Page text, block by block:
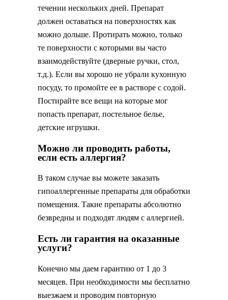
течении нескольких дней. Препарат
должен оставаться на поверхностях как
можно дольше. Протирать можно, только
те поверхности с которыми вы часто
взаимодействуйте (дверные ручки, стол,
т.д.). Если вы хорошо не убрали кухонную
посуду, то промойте ее в растворе с содой.
Постирайте все вещи на которые мог
попасть препарат, постельное белье,
детские игрушки.
Можно ли проводить работы,
если есть аллергия?
В таком случае вы можете заказать
гипоаллергенные препараты для обработки
помещения. Такие препараты абсолютно
безвредны и подходят людям с аллергией.
Есть ли гарантия на оказанные
услуги?
Конечно мы даем гарантию от 1 до 3
месяцев. При необходимости мы бесплатно
выезжаем и проводим повторную